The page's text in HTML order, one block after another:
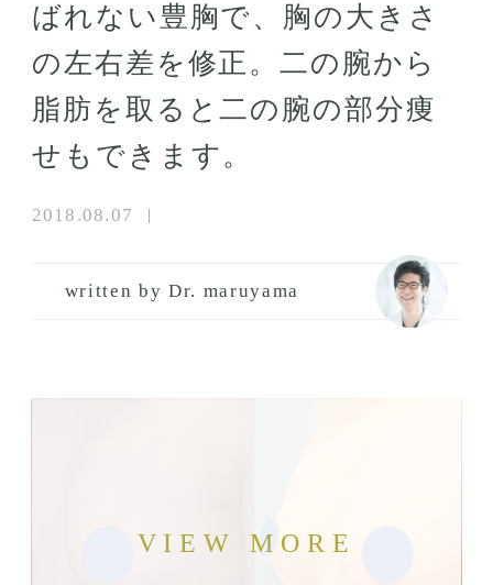
ばれない豊胸で、胸の大きさ
の左右差を修正。二の腕から
脂肪を取ると二の腕の部分痩
せもできます。
2018.08.07
written by Dr. maruyama